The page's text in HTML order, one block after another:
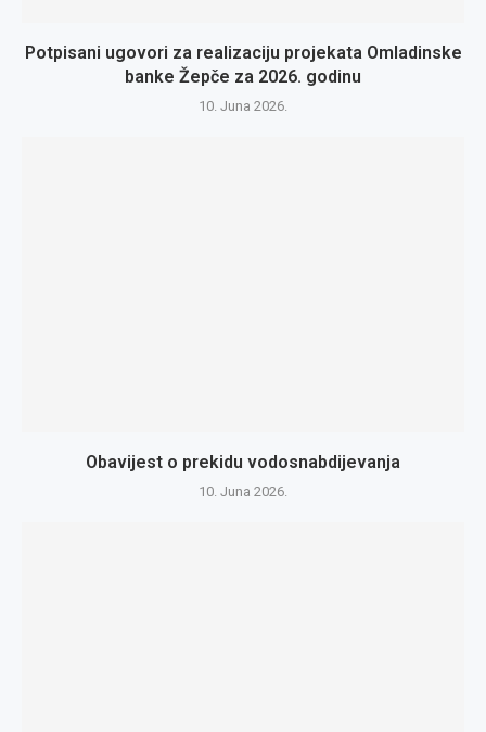
Potpisani ugovori za realizaciju projekata Omladinske
banke Žepče za 2026. godinu
10. Juna 2026.
Obavijest o prekidu vodosnabdijevanja
10. Juna 2026.